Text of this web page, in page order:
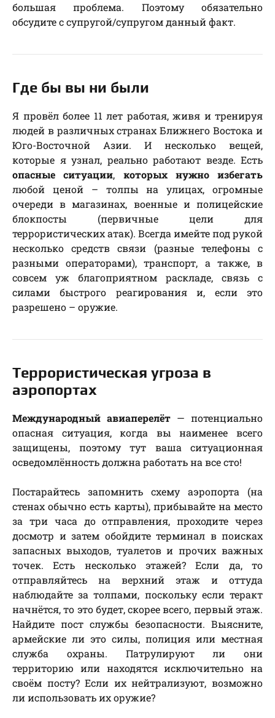
большая проблема. Поэтому обязательно
обсудите с супругой/супругом данный факт.
Где бы вы ни были
Я провёл более 11 лет работая, живя и тренируя
людей в различных странах Ближнего Востока и
Юго-Восточной Азии. И несколько вещей,
которые я узнал, реально работают везде. Есть
опасные ситуации, которых нужно избегать
любой ценой – толпы на улицах, огромные
очереди в магазинах, военные и полицейские
блокпосты (первичные цели для
террористических атак). Всегда имейте под рукой
несколько средств связи (разные телефоны с
разными операторами), транспорт, а также, в
совсем уж благоприятном раскладе, связь с
силами быстрого реагирования и, если это
разрешено – оружие.
Террористическая угроза в
аэропортах
Международный авиаперелёт — потенциально
опасная ситуация, когда вы наименее всего
защищены, поэтому тут ваша ситуационная
осведомлённость должна работать на все сто!
Постарайтесь запомнить схему аэропорта (на
стенах обычно есть карты), прибывайте на место
за три часа до отправления, проходите через
досмотр и затем обойдите терминал в поисках
запасных выходов, туалетов и прочих важных
точек. Есть несколько этажей? Если да, то
отправляйтесь на верхний этаж и оттуда
наблюдайте за толпами, поскольку если теракт
начнётся, то это будет, скорее всего, первый этаж.
Найдите пост службы безопасности. Выясните,
армейские ли это силы, полиция или местная
служба охраны. Патрулируют ли они
территорию или находятся исключительно на
своём посту? Если их нейтрализуют, возможно
ли использовать их оружие?